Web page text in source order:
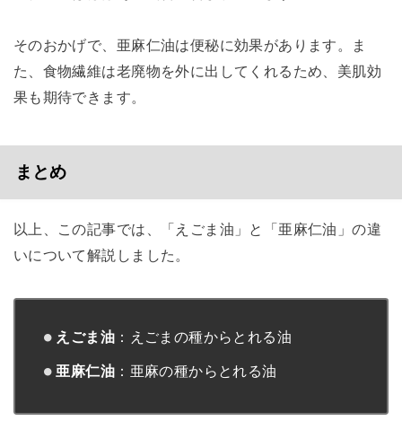
そのおかげで、亜麻仁油は便秘に効果があります。ま
た、食物繊維は老廃物を外に出してくれるため、美肌効
果も期待できます。
まとめ
以上、この記事では、「えごま油」と「亜麻仁油」の違
いについて解説しました。
えごま油 ：えごまの種からとれる油
亜麻仁油 ：亜麻の種からとれる油